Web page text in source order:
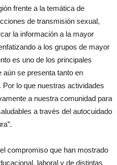
frente a la temática de
de transmisión sexual,
la información a la mayor
a los grupos de mayor
es uno de los principales
aún se presenta tanto en
lo que nuestras actividades
a nuestra comunidad para
a través del autocuidado
compromiso que han mostrado
laboral y de distintas